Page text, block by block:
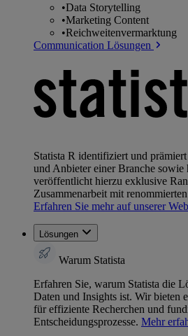
•Data Storytelling
•Marketing Content
•Reichweitenvermarktung
Communication Lösungen
Statista R identifiziert und
und Anbieter einer Branche sowie
veröffentlicht hierzu exklusive
Zusammenarbeit mit
Erfahren Sie mehr auf unserer
Lösungen
Warum Statista
Erfahren Sie, warum Statista die
Daten und Insights ist. Wir bieten
für effiziente Recherchen und
Entscheidungsprozesse. Mehr